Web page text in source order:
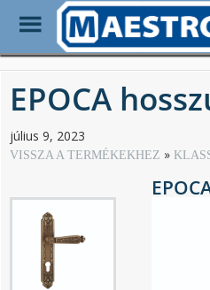
Skip
main
Toggle
Menu
EPOCA
július 9, 2023
VISSZA A TERMÉKEKHEZ